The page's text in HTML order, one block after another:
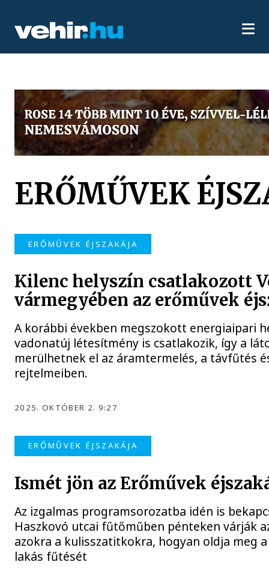
ERŐMŰVEK
ERŐMŰVEK ÉJSZAKÁJA
Kilenc helyszín csatlakozott
vármegyében az erőművek
A korábbi években megszokott energiaipari
vadonatúj létesítmény is csatlakozik, így a
merülhetnek el az áramtermelés, a távfűtés
rejtelmeiben.
2025. OKTÓBER 2. 9:27
ERŐMŰVEK ÉJSZAKÁJA
Ismét jön az Erőművek
Az izgalmas programsorozatba idén is
Haszkovó utcai fűtőműben pénteken várják
azokra a kulisszatitkokra, hogyan oldja meg
lakás fűtését